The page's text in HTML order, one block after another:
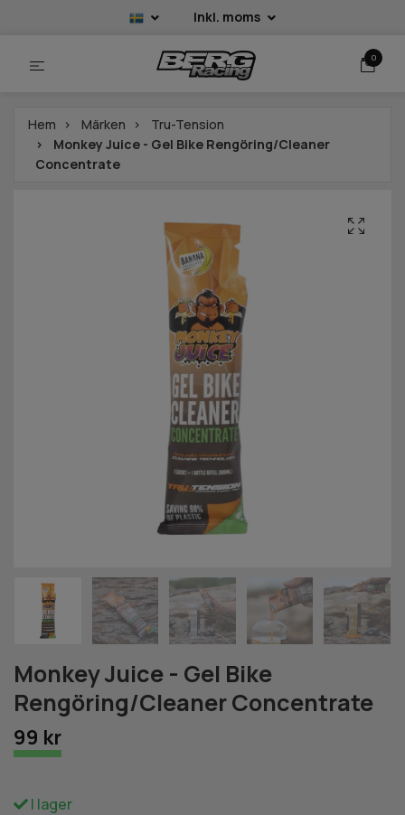
Inkl. moms
0
Hem Märken
Tru-Tension
Monkey Juice - Gel Bike Rengöring/Cleaner
Concentrate
Monkey Juice - Gel Bike
Rengöring/Cleaner Concentrate
99 kr
I lager